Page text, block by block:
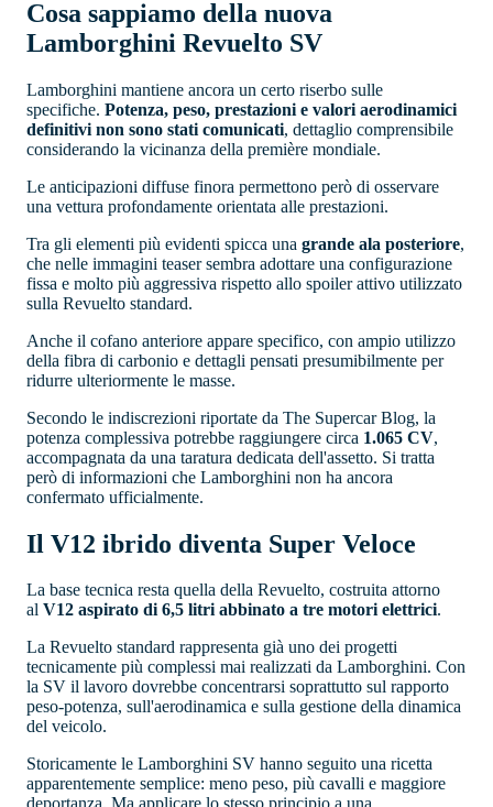
Cosa sappiamo della nuova
Lamborghini Revuelto SV
Lamborghini mantiene ancora un certo riserbo sulle
specifiche. Potenza, peso, prestazioni e valori aerodinamici
definitivi non sono stati comunicati, dettaglio comprensibile
considerando la vicinanza della première mondiale.
Le anticipazioni diffuse finora permettono però di osservare
una vettura profondamente orientata alle prestazioni.
Tra gli elementi più evidenti spicca una grande ala posteriore,
che nelle immagini teaser sembra adottare una configurazione
fissa e molto più aggressiva rispetto allo spoiler attivo utilizzato
sulla Revuelto standard.
Anche il cofano anteriore appare specifico, con ampio utilizzo
della fibra di carbonio e dettagli pensati presumibilmente per
ridurre ulteriormente le masse.
Secondo le indiscrezioni riportate da The Supercar Blog, la
potenza complessiva potrebbe raggiungere circa 1.065 CV,
accompagnata da una taratura dedicata dell'assetto. Si tratta
però di informazioni che Lamborghini non ha ancora
confermato ufficialmente.
Il V12 ibrido diventa Super Veloce
La base tecnica resta quella della Revuelto, costruita attorno
al V12 aspirato di 6,5 litri abbinato a tre motori elettrici.
La Revuelto standard rappresenta già uno dei progetti
tecnicamente più complessi mai realizzati da Lamborghini. Con
la SV il lavoro dovrebbe concentrarsi soprattutto sul rapporto
peso-potenza, sull'aerodinamica e sulla gestione della dinamica
del veicolo.
Storicamente le Lamborghini SV hanno seguito una ricetta
apparentemente semplice: meno peso, più cavalli e maggiore